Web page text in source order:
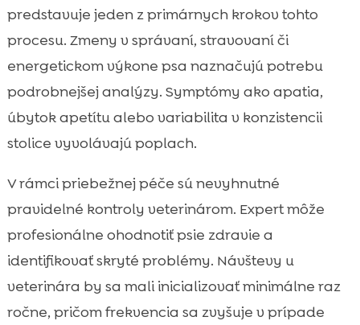
predstavuje jeden z primárnych krokov tohto
procesu. Zmeny v správaní, stravovaní či
energetickom výkone psa naznačujú potrebu
podrobnejšej analýzy. Symptómy ako apatia,
úbytok apetítu alebo variabilita v konzistencii
stolice vyvolávajú poplach.
V rámci priebežnej péče sú nevyhnutné
pravidelné kontroly veterinárom. Expert môže
profesionálne ohodnotiť psie zdravie a
identifikovať skryté problémy. Návštevy u
veterinára by sa mali inicializovať minimálne raz
ročne, pričom frekvencia sa zvyšuje v prípade